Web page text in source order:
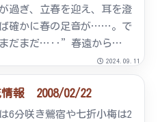
今年より七折産の小梅に
過ぎ、立春を迎え、耳を澄
確かに春の足音が……。で
だまだ…‥”春遠から
です。本日も、強風が吹き
いて、立っていても吹き飛
そうで…、写真の手元が風
て、ブレた写真ばか
2024.09.11
情報 2008/02/22
6分咲き鶯宿や七折小梅は2